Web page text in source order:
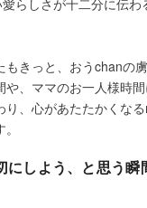
らしさが十二分に伝わ
もきっと、おうchanの
や、ママのお一人様時
り、心があたたかくな
にしよう、と思う瞬